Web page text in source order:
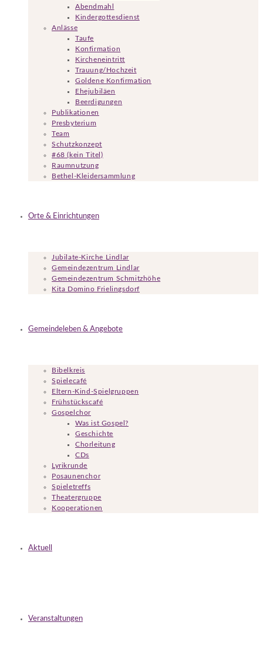
Abendmahl
Kindergottesdienst
Anlässe
Taufe
Konfirmation
Kircheneintritt
Trauung/Hochzeit
Goldene Konfirmation
Ehejubiläen
Beerdigungen
Publikationen
Presbyterium
Team
Schutzkonzept
#68 (kein Titel)
Raumnutzung
Bethel-Kleidersammlung
Orte & Einrichtungen
Jubilate-Kirche Lindlar
Gemeindezentrum Lindlar
Gemeindezentrum Schmitzhöhe
Kita Domino Frielingsdorf
Gemeindeleben & Angebote
Bibelkreis
Spielecafé
Eltern-Kind-Spielgruppen
Frühstückscafé
Gospelchor
Was ist Gospel?
Geschichte
Chorleitung
CDs
Lyrikrunde
Posaunenchor
Spieletreffs
Theatergruppe
Kooperationen
Aktuell
Veranstaltungen